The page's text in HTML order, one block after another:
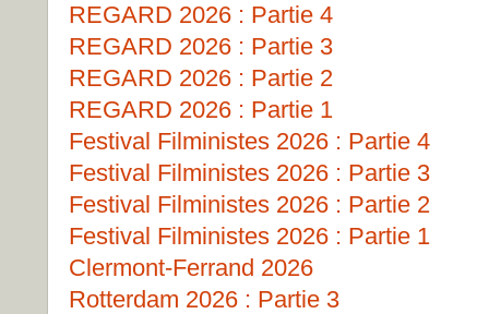
REGARD 2026 : Partie 4
REGARD 2026 : Partie 3
REGARD 2026 : Partie 2
REGARD 2026 : Partie 1
Festival Filministes 2026 : Partie 4
Festival Filministes 2026 : Partie 3
Festival Filministes 2026 : Partie 2
Festival Filministes 2026 : Partie 1
Clermont-Ferrand 2026
Rotterdam 2026 : Partie 3